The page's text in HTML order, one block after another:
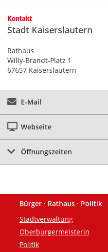
Kontakt
Stadt Kaiserslautern
Rathaus
Willy-Brandt-Platz 1
67657 Kaiserslautern
E-Mail
Webseite
Öffnungszeiten
Fußzeile
Bürger · Rathaus · Politik
Stadtverwaltung
Oberbürgermeisterin
Politik